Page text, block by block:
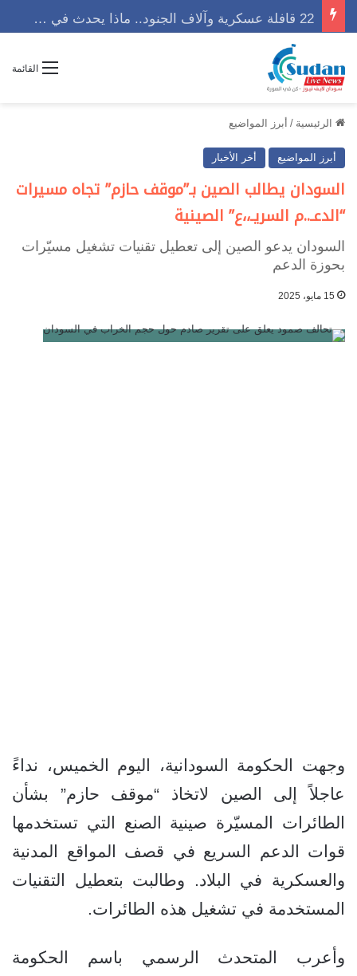
القائمة
الرئيسية / أبرز المواضيع
أبرز المواضيع أخر الأخبار
السودان يطالب الصين بـ”موقف حازم” تجاه مسيرات
“الدعـ..م السريـ،،ع” الصينية
السودان يدعو الصين إلى تعطيل تقنيات تشغيل مسيّرات
بحوزة الدعم
15 مايو، 2025
وجهت الحكومة السودانية، اليوم الخميس، نداءً
عاجلاً إلى الصين لاتخاذ “موقف حازم” بشأن
الطائرات المسيّرة صينية الصنع التي تستخدمها
قوات الدعم السريع في قصف المواقع المدنية
والعسكرية في البلاد. وطالبت بتعطيل التقنيات
المستخدمة في تشغيل هذه الطائرات.
وأعرب المتحدث الرسمي باسم الحكومة